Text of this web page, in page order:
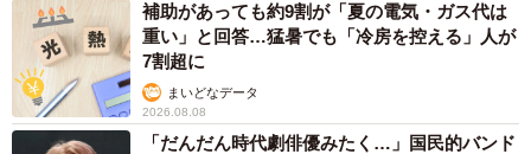
っさらな新店に最初に入る高揚感が忘れられなかった。以
来、1人目の客になることを趣味にし続けています」
補助があっても約9割が「夏の電気・ガス代は
重い」と回答…猛暑でも「冷房を控える」人が
7割超に
まいどなデータ
2026.08.08
「だんだん時代劇俳優みたく…」国民的バンド